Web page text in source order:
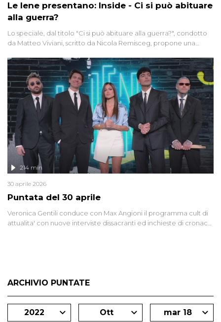
Le Iene presentano: Inside - Ci si può abituare
alla guerra?
Lo speciale, dal titolo "Ci si può abituare alla guerra?", condotto
da Matteo Viviani, scritto da Nicola Remisceg, propone una
di settore - su quanto la guerra sia diventata una realtà pervasiva.
Anche se l'Italia non è direttamente coinvolta in conflitti armati, il
contesto globale rende impossibile considerarla un fenomeno
lontano.
Puntata del 30 aprile
214 min
30 aprile 2026
Veronica Gentili conduce con Max Angioni il programma cult di
attualita' con nuove interviste dissacranti ed inchieste di cronaca
ARCHIVIO PUNTATE
2022 Ott mar 18